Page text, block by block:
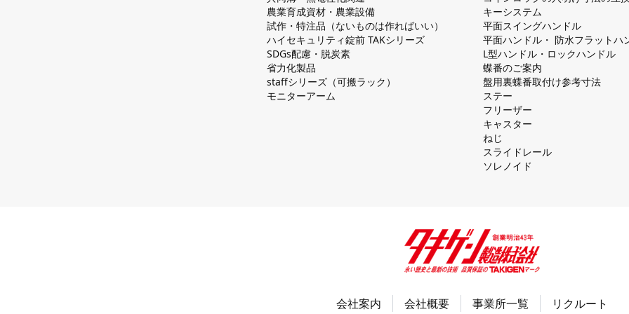
農業育成資材・農業設備
試作・特注品（ないものは作ればいい）
ハイセキュリティ錠前 TAKシリーズ
SDGs配慮・脱炭素
省力化製品
staffシリーズ（可搬ラック）
モニターアーム
キーシステム
平⾯スイングハンドル
平⾯ハンドル・ 防⽔フラットハ
L型ハンドル・ロックハンドル
蝶番のご案内
盤⽤裏蝶番取付け参考⼨法
ステー
フリーザー
キャスター
ねじ
スライドレール
ソレノイド
会社案内 会社概要 事業所一覧 リクルート